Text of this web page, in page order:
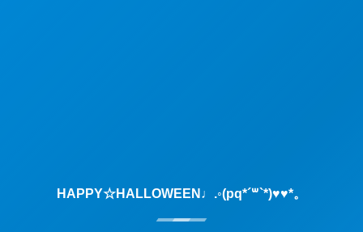
HAPPY☆HALLOWEEN♩.◦(pq*´꒳`*)♥♥*。